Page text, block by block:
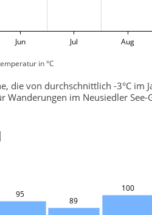
Jun Jul Aug
in °C
die von durchschnittlich -3°C im
Wanderungen im Neusiedler See-
95
89
100